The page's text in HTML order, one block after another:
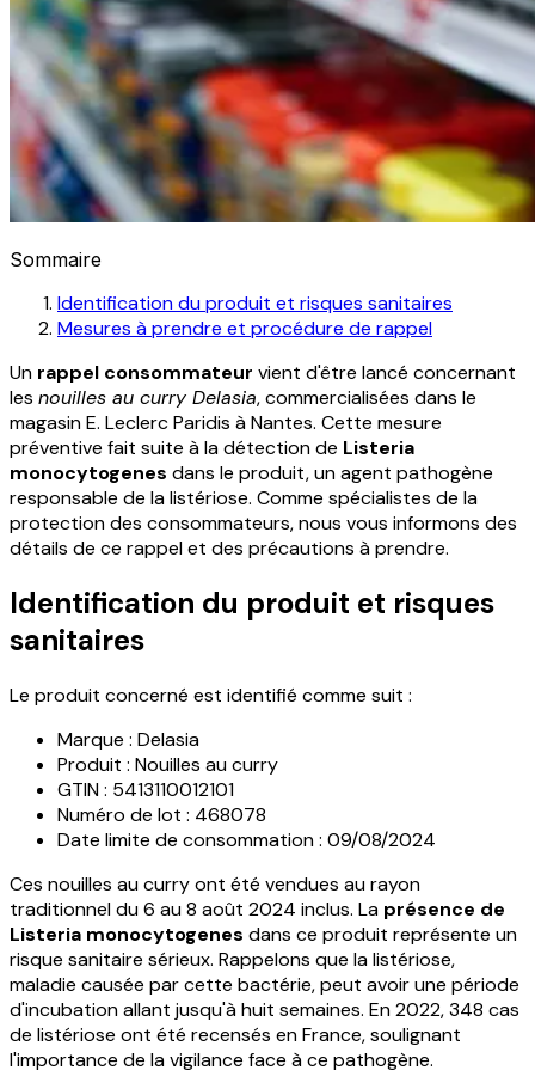
Sommaire
Identification du produit et risques sanitaires
Mesures à prendre et procédure de rappel
Un rappel consommateur vient d'être lancé concernant
les nouilles au curry Delasia, commercialisées dans le
magasin E. Leclerc Paridis à Nantes. Cette mesure
préventive fait suite à la détection de Listeria
monocytogenes dans le produit, un agent pathogène
responsable de la listériose. Comme spécialistes de la
protection des consommateurs, nous vous informons des
détails de ce rappel et des précautions à prendre.
Identification du produit et risques
sanitaires
Le produit concerné est identifié comme suit :
Marque : Delasia
Produit : Nouilles au curry
GTIN : 5413110012101
Numéro de lot : 468078
Date limite de consommation : 09/08/2024
Ces nouilles au curry ont été vendues au rayon
traditionnel du 6 au 8 août 2024 inclus. La présence de
Listeria monocytogenes dans ce produit représente un
risque sanitaire sérieux. Rappelons que la listériose,
maladie causée par cette bactérie, peut avoir une période
d'incubation allant jusqu'à huit semaines. En 2022, 348 cas
de listériose ont été recensés en France, soulignant
l'importance de la vigilance face à ce pathogène.